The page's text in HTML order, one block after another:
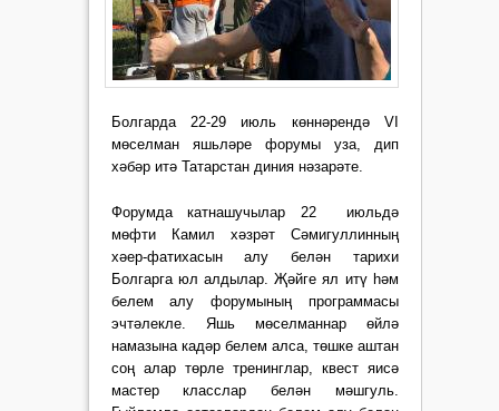
Болгарда 22-29 июль көннәрендә VI
мөселман яшьләре форумы уза, дип
хәбәр итә Татарстан диния нәзарәте.
Форумда катнашучылар 22 июльдә
мөфти Камил хәзрәт Сәмигуллинның
хәер-фатихасын алу белән тарихи
Болгарга юл алдылар. Җәйге ял итү һәм
белем алу форумының программасы
эчтәлекле. Яшь мөселманнар өйлә
намазына кадәр белем алса, төшке аштан
соң алар төрле тренинглар, квест яисә
мастер класслар белән мәшгуль.